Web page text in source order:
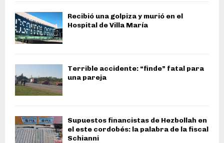
Recibió una golpiza y murió en el
Hospital de Villa María
Terrible accidente: “finde” fatal para
una pareja
Supuestos financistas de Hezbollah en
el este cordobés: la palabra de la fiscal
Schianni